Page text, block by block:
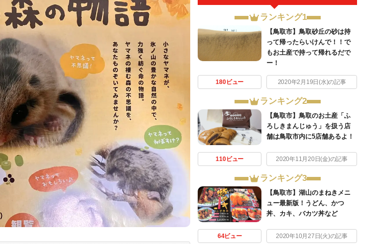
ランキング1
【鳥取市】鳥取砂丘の砂は持
って帰ったらいけんで！！で
もお土産で持って帰れるだで
ー！
180ビュー 2020年2月19日(水)の記事
ランキング2
【鳥取市】鳥取のお土産「ふ
ろしきまんじゅう」を扱う店
舗は鳥取市内に5店舗あるよ！
110ビュー 2020年11月20日(金)の記事
ランキング3
【鳥取市】湖山のまねきメニ
ュー最新版！うどん、かつ
丼、カキ、バカツ丼など
64ビュー 2020年10月27日(火)の記事